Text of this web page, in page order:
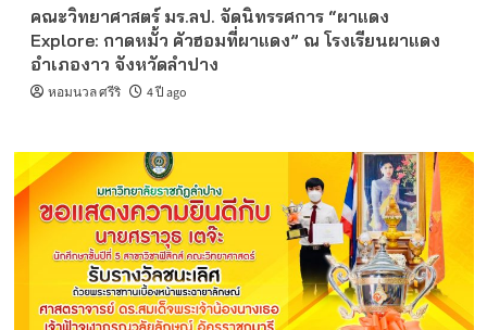
คณะวิทยาศาสตร์ มร.ลป. จัดนิทรรศการ “ผาแดง
Explore: กาดหมั้ว คัวฮอมที่ผาแดง” ณ โรงเรียนผาแดง
อำเภองาว จังหวัดลำปาง
หอมนวล ศรีริ 4 ปี ago